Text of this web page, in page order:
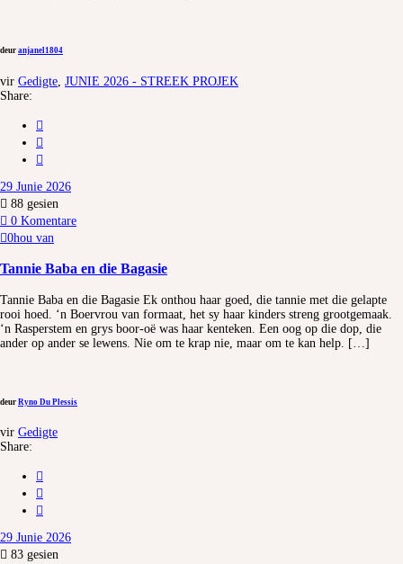
deur anjanel1804
vir Gedigte JUNIE 2026 - STREEK PROJEK
Share:
29 Junie 2026
88 gesien
0 Komentare
0hou van
Tannie Baba en die Bagasie
Tannie Baba en die Bagasie Ek onthou haar goed, die tannie met die gelapte
rooi hoed. ‘n Boervrou van formaat, het sy haar kinders streng grootgemaak.
‘n Rasperstem en grys boor-oë was haar kenteken. Een oog op die dop, die
ander op ander se lewens. Nie om te krap nie, maar om te kan help. […]
deur Ryno Du Plessis
vir Gedigte
Share:
29 Junie 2026
83 gesien